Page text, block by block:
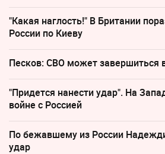
"Какая наглость!" В Британии
России по Киеву
Песков: СВО может завершиться
"Придется нанести удар". На
войне с Россией
По бежавшему из России
удар